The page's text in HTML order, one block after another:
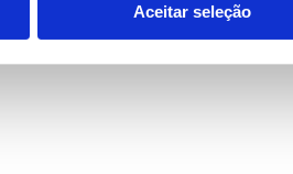
Aceitar seleção
Nacional